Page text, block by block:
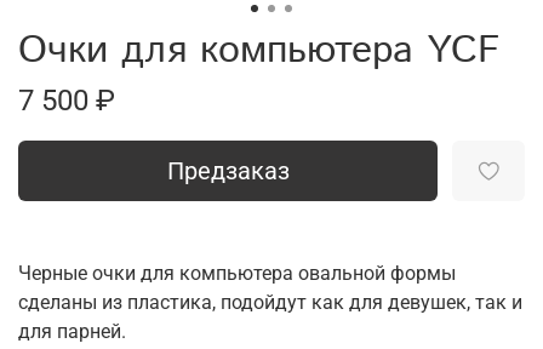
Очки для компьютера YCF
7 500 ₽
Предзаказ
Черные очки для компьютера овальной формы
сделаны из пластика, подойдут как для девушек, так и
для парней.